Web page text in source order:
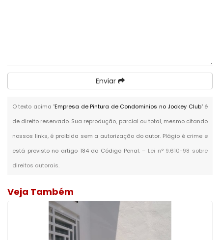
Enviar
O texto acima "Empresa de Pintura de Condominios no Jockey Club" é
de direito reservado. Sua reprodução, parcial ou total, mesmo citando
nossos links, é proibida sem a autorização do autor. Plágio é crime e
está previsto no artigo 184 do Código Penal. – Lei n° 9.610-98 sobre
direitos autorais.
Veja Também